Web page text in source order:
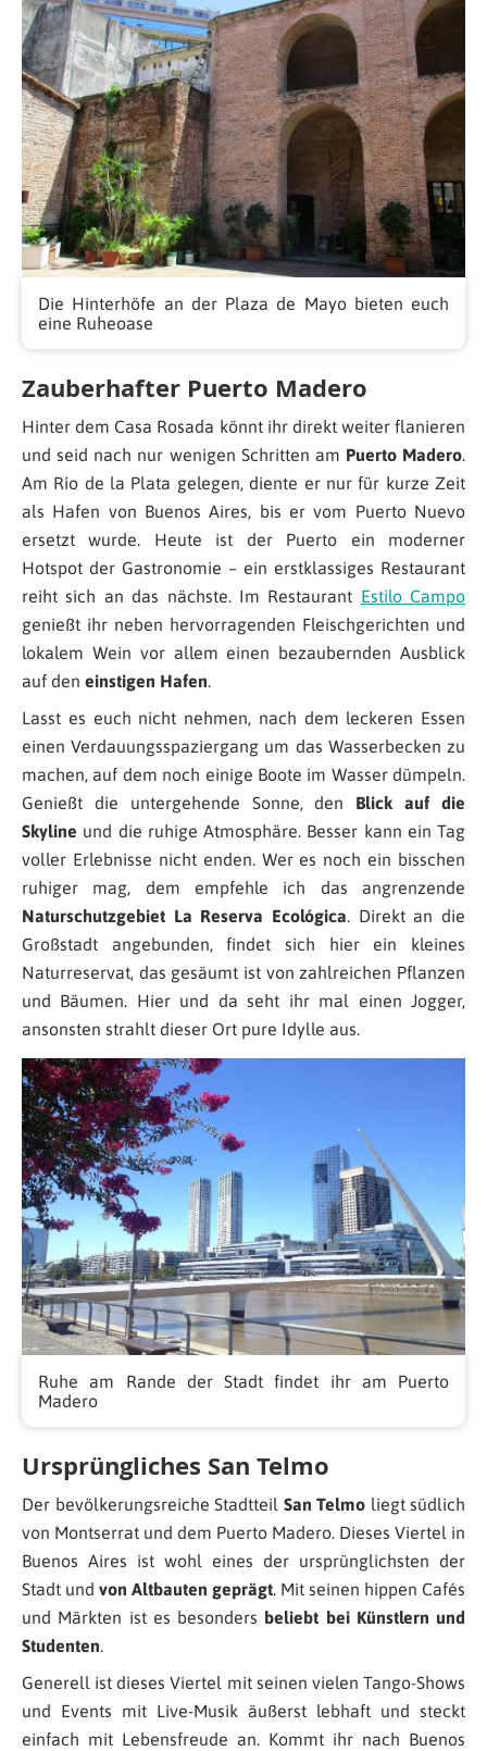
Die Hinterhöfe an der Plaza de Mayo bieten euch
eine Ruheoase
Zauberhafter Puerto Madero
Hinter dem Casa Rosada könnt ihr direkt weiter flanieren
und seid nach nur wenigen Schritten am Puerto Madero.
Am Río de la Plata gelegen, diente er nur für kurze Zeit
als Hafen von Buenos Aires, bis er vom Puerto Nuevo
ersetzt wurde. Heute ist der Puerto ein moderner
Hotspot der Gastronomie – ein erstklassiges Restaurant
reiht sich an das nächste. Im Restaurant Estilo Campo
genießt ihr neben hervorragenden Fleischgerichten und
lokalem Wein vor allem einen bezaubernden Ausblick
auf den einstigen Hafen.
Lasst es euch nicht nehmen, nach dem leckeren Essen
einen Verdauungsspaziergang um das Wasserbecken zu
machen, auf dem noch einige Boote im Wasser dümpeln.
Genießt die untergehende Sonne, den Blick auf die
Skyline und die ruhige Atmosphäre. Besser kann ein Tag
voller Erlebnisse nicht enden. Wer es noch ein bisschen
ruhiger mag, dem empfehle ich das angrenzende
Naturschutzgebiet La Reserva Ecológica. Direkt an die
Großstadt angebunden, findet sich hier ein kleines
Naturreservat, das gesäumt ist von zahlreichen Pflanzen
und Bäumen. Hier und da seht ihr mal einen Jogger,
ansonsten strahlt dieser Ort pure Idylle aus.
Ruhe am Rande der Stadt findet ihr am Puerto
Madero
Ursprüngliches San Telmo
Der bevölkerungsreiche Stadtteil San Telmo liegt südlich
von Montserrat und dem Puerto Madero. Dieses Viertel in
Buenos Aires ist wohl eines der ursprünglichsten der
Stadt und von Altbauten geprägt . Mit seinen hippen Cafés
und Märkten ist es besonders beliebt bei Künstlern und
Studenten
Generell ist dieses Viertel mit seinen vielen Tango-Shows
und Events mit Live-Musik äußerst lebhaft und steckt
einfach mit Lebensfreude an. Kommt ihr nach Buenos